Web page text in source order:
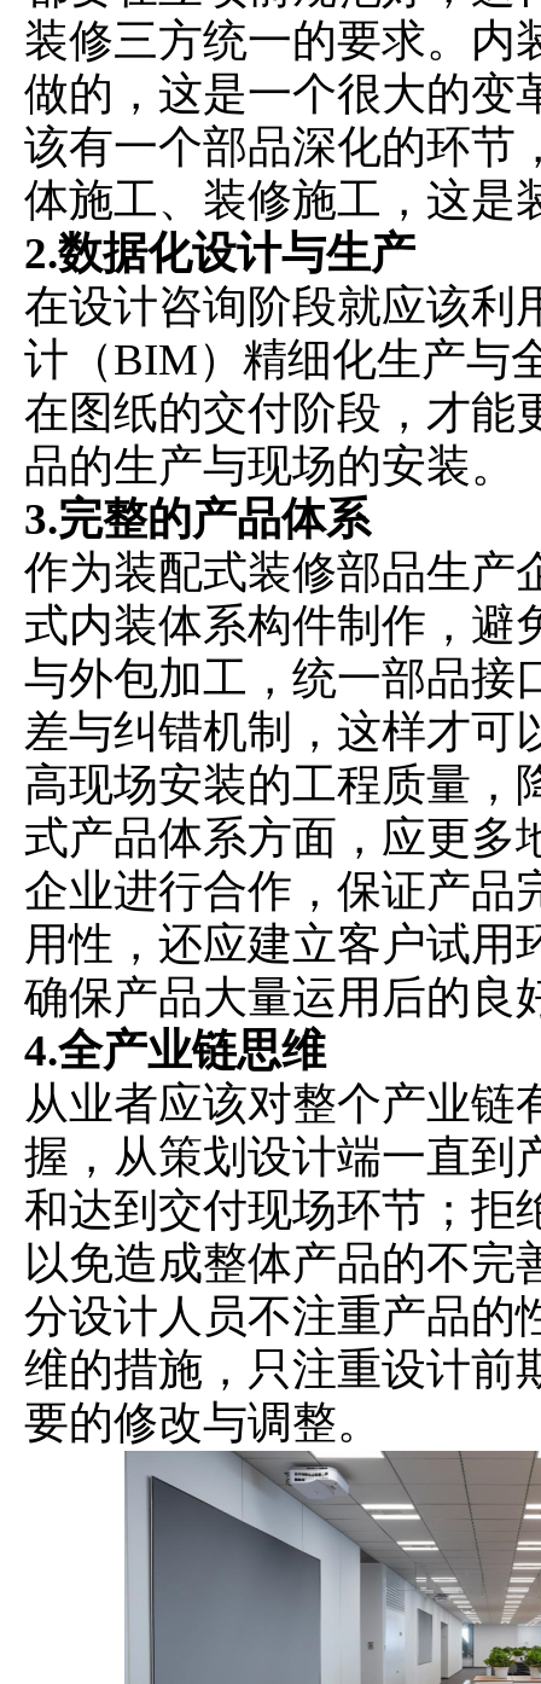
装修三方统一的要求。内
做的，这是一个很大的变
该有一个部品深化的环节
体施工、装修施工，这是
2.数据化设计与生产
在设计咨询阶段就应该利
计（BIM）精细化生产与
在图纸的交付阶段，才能
品的生产与现场的安装。
3.完整的产品体系
作为装配式装修部品生产
式内装体系构件制作，避
与外包加工，统一部品接
差与纠错机制，这样才可
高现场安装的工程质量，
式产品体系方面，应更多
企业进行合作，保证产品
用性，还应建立客户试用
确保产品大量运用后的良
4.全产业链思维
从业者应该对整个产业链
握，从策划设计端一直到
和达到交付现场环节；拒
以免造成整体产品的不完
分设计人员不注重产品的
维的措施，只注重设计前
要的修改与调整。